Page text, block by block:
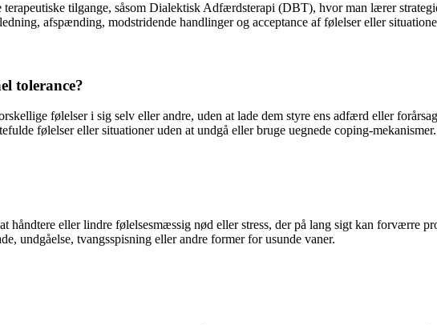
tilgange, såsom Dialektisk Adfærdsterapi (DBT), hvor man lærer
afspænding, modstridende handlinger og acceptance af følelser eller
tolerance?
følelser i sig selv eller andre, uden at lade dem styre ens adfærd eller
følelser eller situationer uden at undgå eller bruge uegnede coping-mekanismer.
håndtere eller lindre følelsesmæssig nød eller stress, der på lang sigt kan forværre
undgåelse, tvangsspisning eller andre former for usunde vaner.